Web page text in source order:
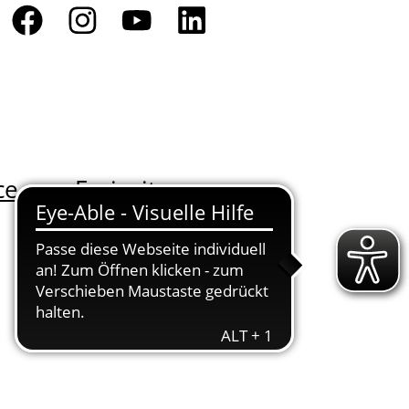
Freizeit